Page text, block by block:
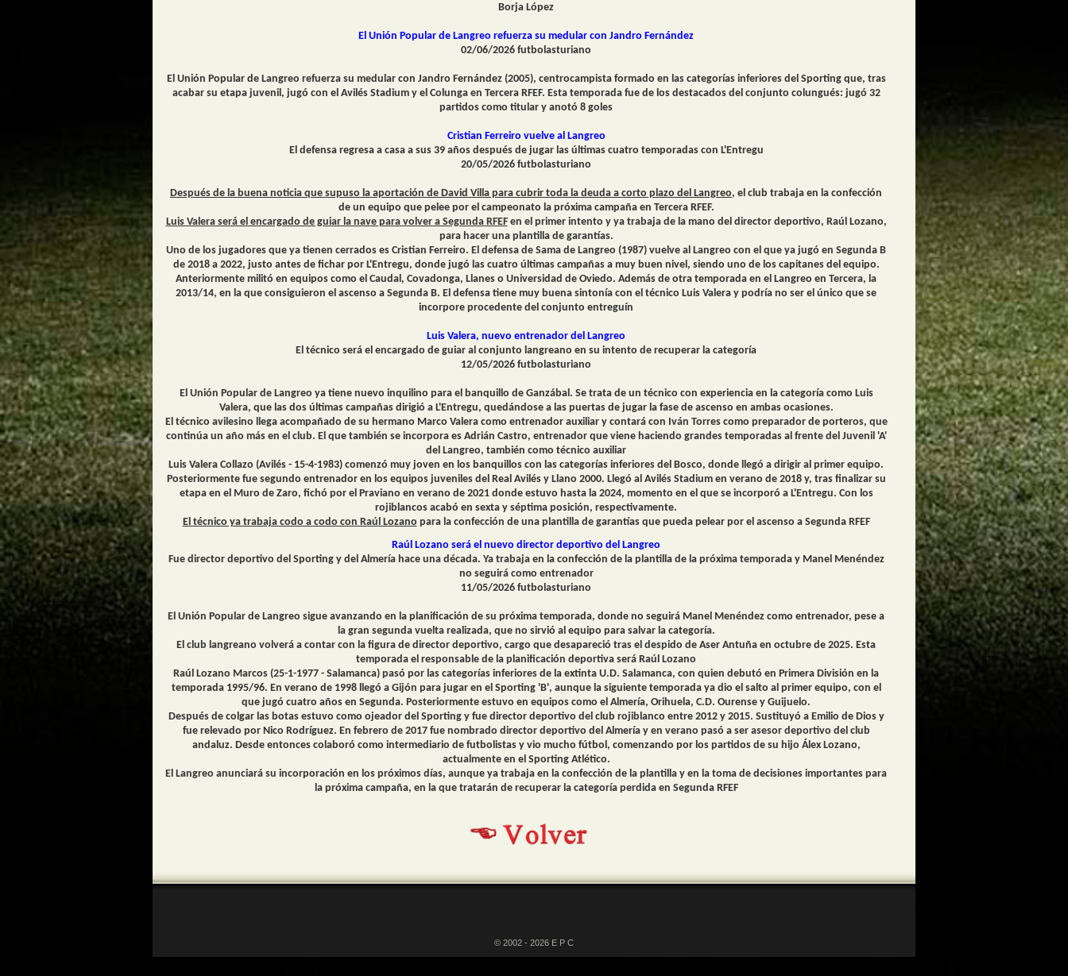
Borja López
El Unión Popular de Langreo refuerza su medular con Jandro Fernández
02/06/2026 futbolasturiano
El Unión Popular de Langreo refuerza su medular con Jandro Fernández (2005), centrocampista formado en las categorías inferiores del Sporting que, tras
acabar su etapa juvenil, jugó con el Avilés Stadium y el Colunga en Tercera RFEF. Esta temporada fue de los destacados del conjunto colungués: jugó 32
partidos como titular y anotó 8 goles
Cristian Ferreiro vuelve al Langreo
El defensa regresa a casa a sus 39 años después de jugar las últimas cuatro temporadas con L'Entregu
20/05/2026 futbolasturiano
Después de la buena noticia que supuso la aportación de David Villa para cubrir toda la deuda a corto plazo del Langreo, el club trabaja en la confección
de un equipo que pelee por el campeonato la próxima campaña en Tercera RFEF.
Luis Valera será el encargado de guiar la nave para volver a Segunda RFEFen el primer intento y ya trabaja de la mano del director deportivo, Raúl Lozano,
para hacer una plantilla de garantías.
Uno de los jugadores que ya tienen cerrados es Cristian Ferreiro. El defensa de Sama de Langreo (1987) vuelve al Langreo con el que ya jugó en Segunda B
de 2018 a 2022, justo antes de fichar por L'Entregu, donde jugó las cuatro últimas campañas a muy buen nivel, siendo uno de los capitanes del equipo.
Anteriormente militó en equipos como el Caudal, Covadonga, Llanes o Universidad de Oviedo. Además de otra temporada en el Langreo en Tercera, la
2013/14, en la que consiguieron el ascenso a Segunda B. El defensa tiene muy buena sintonía con el técnico Luis Valera y podría no ser el único que se
incorpore procedente del conjunto entreguín
Luis Valera, nuevo entrenador del Langreo
El técnico será el encargado de guiar al conjunto langreano en su intento de recuperar la categoría
12/05/2026 futbolasturiano
El Unión Popular de Langreo ya tiene nuevo inquilino para el banquillo de Ganzábal. Se trata de un técnico con experiencia en la categoría como Luis
Valera, que las dos últimas campañas dirigió a L'Entregu, quedándose a las puertas de jugar la fase de ascenso en ambas ocasiones.
El técnico avilesino llega acompañado de su hermano Marco Valera como entrenador auxiliar y contará con Iván Torres como preparador de porteros, que
continúa un año más en el club. El que también se incorpora es Adrián Castro, entrenador que viene haciendo grandes temporadas al frente del Juvenil 'A'
del Langreo, también como técnico auxiliar
Luis Valera Collazo (Avilés - 15-4-1983) comenzó muy joven en los banquillos con las categorías inferiores del Bosco, donde llegó a dirigir al primer equipo.
Posteriormente fue segundo entrenador en los equipos juveniles del Real Avilés y Llano 2000. Llegó al Avilés Stadium en verano de 2018 y, tras finalizar su
etapa en el Muro de Zaro, fichó por el Praviano en verano de 2021 donde estuvo hasta la 2024, momento en el que se incorporó a L'Entregu. Con los
rojiblancos acabó en sexta y séptima posición, respectivamente.
El técnico ya trabaja codo a codo con Raúl Lozano para la confección de una plantilla de garantías que pueda pelear por el ascenso a Segunda RFEF
Raúl Lozano será el nuevo director deportivo del Langreo
Fue director deportivo del Sporting y del Almería hace una década. Ya trabaja en la confección de la plantilla de la próxima temporada y Manel Menéndez
no seguirá como entrenador
11/05/2026 futbolasturiano
El Unión Popular de Langreo sigue avanzando en la planificación de su próxima temporada, donde no seguirá Manel Menéndez como entrenador, pese a
la gran segunda vuelta realizada, que no sirvió al equipo para salvar la categoría.
El club langreano volverá a contar con la figura de director deportivo, cargo que desapareció tras el despido de Aser Antuña en octubre de 2025. Esta
temporada el responsable de la planificación deportiva será Raúl Lozano
Raúl Lozano Marcos (25-1-1977 - Salamanca) pasó por las categorías inferiores de la extinta U.D. Salamanca, con quien debutó en Primera División en la
temporada 1995/96. En verano de 1998 llegó a Gijón para jugar en el Sporting 'B', aunque la siguiente temporada ya dio el salto al primer equipo, con el
que jugó cuatro años en Segunda. Posteriormente estuvo en equipos como el Almería, Orihuela, C.D. Ourense y Guijuelo.
Después de colgar las botas estuvo como ojeador del Sporting y fue director deportivo del club rojiblanco entre 2012 y 2015. Sustituyó a Emilio de Dios y
fue relevado por Nico Rodríguez. En febrero de 2017 fue nombrado director deportivo del Almería y en verano pasó a ser asesor deportivo del club
andaluz. Desde entonces colaboró como intermediario de futbolistas y vio mucho fútbol, comenzando por los partidos de su hijo Álex Lozano,
actualmente en el Sporting Atlético.
El Langreo anunciará su incorporación en los próximos días, aunque ya trabaja en la confección de la plantilla y en la toma de decisiones importantes para
la próxima campaña, en la que tratarán de recuperar la categoría perdida en Segunda RFEF
© 2002 - 2026 E P C